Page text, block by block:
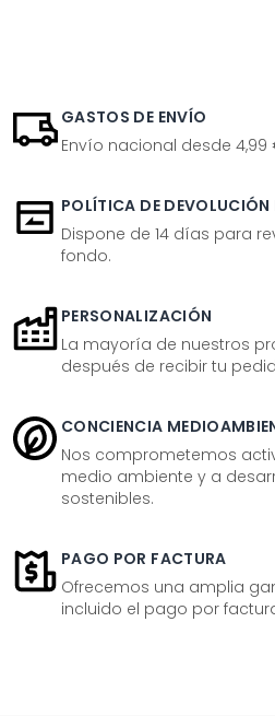
GASTOS DE ENVÍO
Envío nacional desde 4,99
POLÍTICA DE DEVOLUCIÓN
Dispone de 14 días para
fondo.
PERSONALIZACIÓN
La mayoría de nuestros
después de recibir tu
CONCIENCIA
Nos comprometemos
medio ambiente y a
sostenibles.
PAGO POR FACTURA
Ofrecemos una amplia
incluido el pago por